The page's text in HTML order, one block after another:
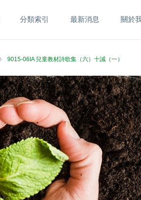
分類索引 最新消息 關於
9015-06IA 兒童教材詩歌集（六）十誡（一）